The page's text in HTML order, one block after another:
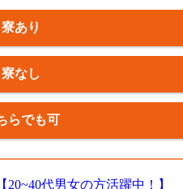
寮あり
寮なし
らでも可